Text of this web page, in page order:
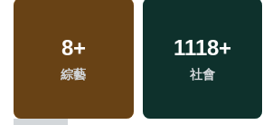
8+
綜藝
1118+
社會